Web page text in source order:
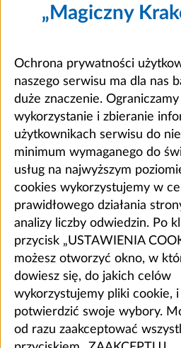
„Magiczny
Ochrona prywatności
naszego serwisu ma dla nas
duże znaczenie. Ograniczamy
wykorzystanie i zbieranie
użytkownikach serwisu do
minimum wymaganego do
usług na najwyższym
cookies wykorzystujemy w
prawidłowego działania
analizy liczby odwiedzin. Po
przycisk „USTAWIENIA
możesz otworzyć okno, w
dowiesz się, do jakich celów
wykorzystujemy pliki cookie, i
potwierdzić swoje wybory.
od razu zaakceptować